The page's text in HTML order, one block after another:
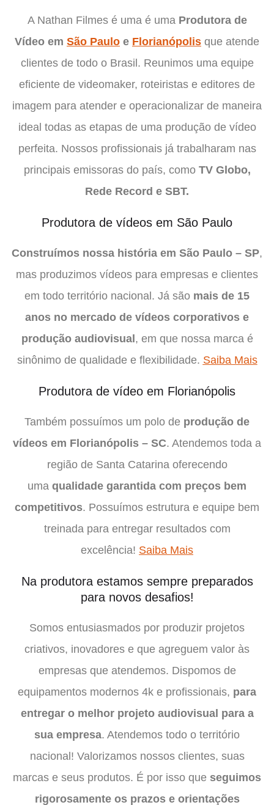
A Nathan Filmes é uma é uma Produtora de
Vídeo em São Paulo e Florianópolis que atende
clientes de todo o Brasil. Reunimos uma equipe
eficiente de videomaker, roteiristas e editores de
imagem para atender e operacionalizar de maneira
ideal todas as etapas de uma produção de vídeo
perfeita. Nossos profissionais já trabalharam nas
principais emissoras do país, como TV Globo,
Rede Record e SBT.
Produtora de vídeos em São Paulo
Construímos nossa história em São Paulo – SP,
mas produzimos vídeos para empresas e clientes
em todo território nacional. Já são mais de 15
anos no mercado de vídeos corporativos e
produção audiovisual, em que nossa marca é
sinônimo de qualidade e flexibilidade. Saiba Mais
Produtora de vídeo em Florianópolis
Também possuímos um polo de produção de
vídeos em Florianópolis – SC. Atendemos toda a
região de Santa Catarina oferecendo
uma qualidade garantida com preços bem
competitivos. Possuímos estrutura e equipe bem
treinada para entregar resultados com
excelência! Saiba Mais
Na produtora estamos sempre preparados
para novos desafios!
Somos entusiasmados por produzir projetos
criativos, inovadores e que agreguem valor às
empresas que atendemos. Dispomos de
equipamentos modernos 4k e profissionais, para
entregar o melhor projeto audiovisual para a
sua empresa. Atendemos todo o território
nacional! Valorizamos nossos clientes, suas
marcas e seus produtos. É por isso que seguimos
rigorosamente os prazos e orientações